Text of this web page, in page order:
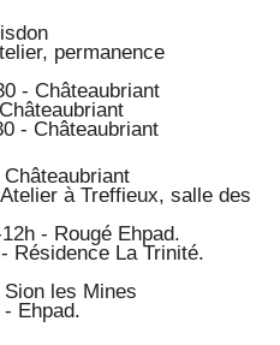
permanence
- Châteaubriant
- Châteaubriant
à Treffieux, salle des
- Rougé Ehpad.
Résidence La Trinité.
les Mines
Ehpad.